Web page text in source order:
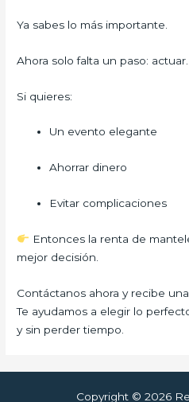
Ya sabes lo más importante.
Ahora solo falta un paso: actuar.
Si quieres:
Un evento elegante
Ahorrar dinero
Evitar complicaciones
Entonces la renta de
mejor decisión.
Contáctanos ahora y recibe
Te ayudamos a elegir lo
y sin perder tiempo.
Copyright © 2026